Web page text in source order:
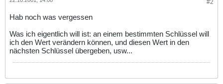
#2
Hab noch was vergessen
Was ich eigentlich will ist: an einem bestimmten Schlüssel will
ich den Wert verändern können, und diesen Wert in den
nächsten Schlüssel übergeben, usw...